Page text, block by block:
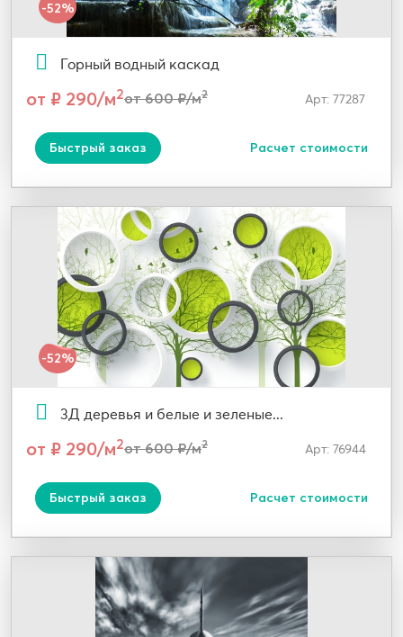
-52%
Горный водный каскад
от ₽ 290/м2от 600 ₽/м2 Арт: 77287
Быстрый заказ Расчет стоимости
-52%
3Д деревья и белые и зеленые...
от ₽ 290/м2от 600 ₽/м2 Арт: 76944
Быстрый заказ Расчет стоимости